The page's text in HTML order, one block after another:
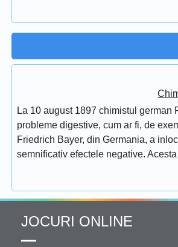
La 10 august 1897 chimistul
probleme digestive, cum ar fi, de
Friedrich Bayer, din Germania, a
semnificativ efectele negative.
JOCURI ONLINE